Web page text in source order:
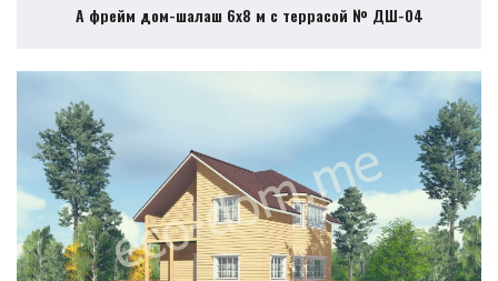
А фрейм дом-шалаш 6х8 м с террасой № ДШ-04